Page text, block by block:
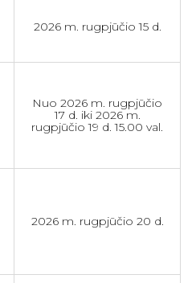
2026 m. rugpjūčio 15 d.
Nuo 2026 m. rugpjūčio
17 d. iki 2026 m.
rugpjūčio 19 d. 15.00 val.
2026 m. rugpjūčio 20 d.